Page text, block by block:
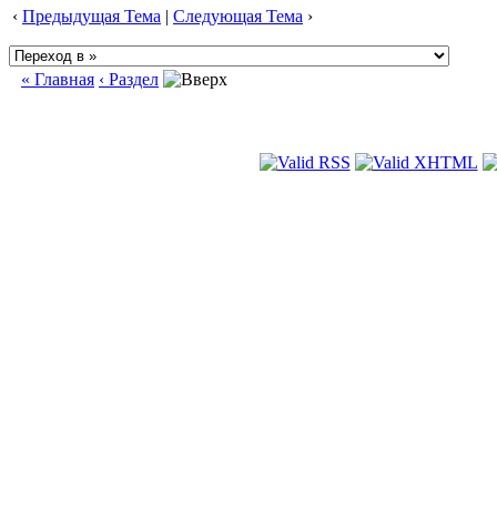
‹ Предыдущая Тема | Следующая Тема ›
« Главная ‹ Раздел